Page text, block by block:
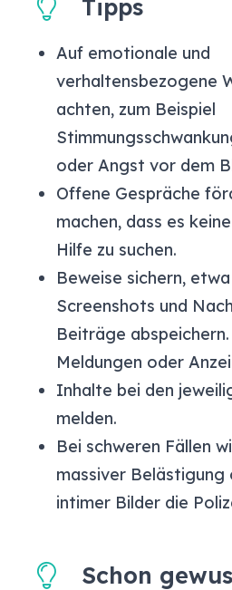
Tipps
Auf emotionale und
verhaltensbezogene
achten, zum Beispiel
oder Angst vor dem
Offene Gespräche
machen, dass es
Hilfe zu suchen.
Beweise sichern,
Screenshots und
Beiträge
Meldungen oder
Inhalte bei den
melden.
Bei schweren Fällen
massiver
intimer Bilder die
Schon